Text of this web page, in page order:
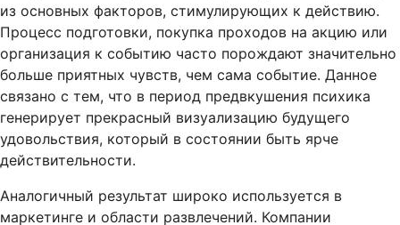
из основных факторов, стимулирующих к действию.
Процесс подготовки, покупка проходов на акцию или
организация к событию часто порождают значительно
больше приятных чувств, чем сама событие. Данное
связано с тем, что в период предвкушения психика
генерирует прекрасный визуализацию будущего
удовольствия, который в состоянии быть ярче
действительности.
Аналогичный результат широко используется в
маркетинге и области развлечений. Компании